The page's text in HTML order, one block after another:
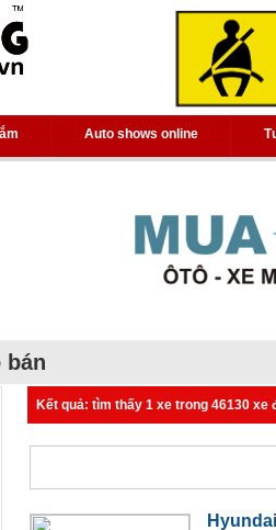
Auto shows online
bán
Kết quả: tìm thấy 1 xe trong 46130 xe